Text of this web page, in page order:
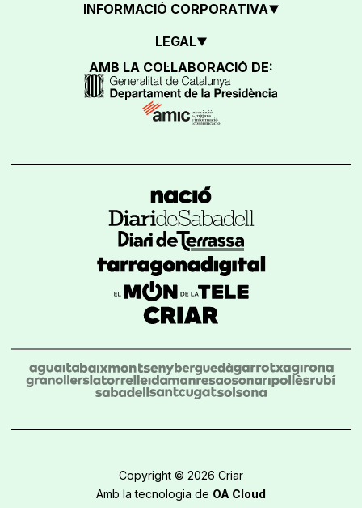
INFORMACIÓ CORPORATIVA
LEGAL
AMB LA COL·LABORACIÓ DE:
Copyright © 2026 Criar
Amb la tecnologia de OA Cloud